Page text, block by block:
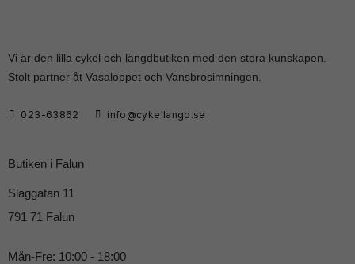
Vi är den lilla cykel och längdbutiken med den stora kunskapen.
Stolt partner åt Vasaloppet och Vansbrosimningen.
023-63862 info@cykellangd.se
Butiken i Falun
Slaggatan 11
791 71 Falun
Mån-Fre: 10:00 - 18:00